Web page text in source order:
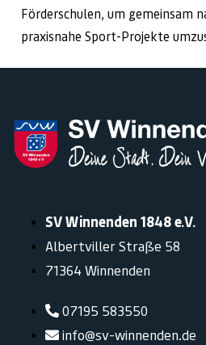
Förderschulen, um gemeinsam
praxisnahe Sport-Projekte
SV Winnenden 1848 e.V.
Albertviller Straße 58
71364 Winnenden
07195 583550
info@sv-winnenden.de